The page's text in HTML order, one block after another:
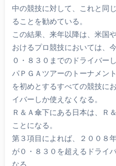
中の競技に対して、これと同
ることを勧めている。
この結果、来年以降は、米国
おけるプロ競技においては、
０・８３０までのドライバー
パＰＧＡツアーのトーナメン
を初めとするすべての競技に
イバーしか使えなくなる。
Ｒ＆Ａ傘下にある日本は、Ｒ
ことになる。
第３項目によれば、２００８
が０・８３０を超えるドライ
なる。